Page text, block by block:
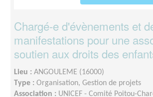
Chargé-e d'évènements et
manifestations pour une
soutien aux droits des
Lieu : ANGOULEME (16000)
Type : Organisation, Gestion de projets
Association : UNICEF - Comité Poitou-